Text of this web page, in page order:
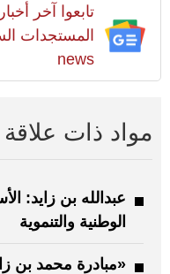
تابعوا آخر
news
مواد ذات علاقة
عبدالله بن زايد:
الوطنية والتنموية